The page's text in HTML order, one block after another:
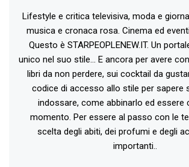
Lifestyle e critica televisiva, moda e
musica e cronaca rosa. Cinema ed
Questo è STARPEOPLENEW.IT. Un
unico nel suo stile... E ancora per avere
libri da non perdere, sui cocktail da
codice di accesso allo stile per sapere
indossare, come abbinarlo ed essere
momento. Per essere al passo con le
scelta degli abiti, dei profumi e degli
importanti..